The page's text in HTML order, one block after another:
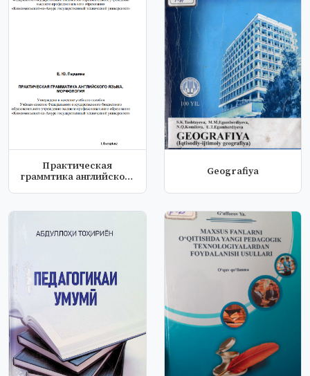
Практическая
граммтика английского
Geografiya